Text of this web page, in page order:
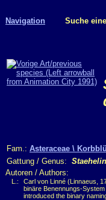
Navigation Suche
Fam.: Asteraceae \
Gattung / Genus:
Autoren / Authors:
L.:
Carl von Linné (Linnaeus,
binäre Benennungs-
introduced the binary